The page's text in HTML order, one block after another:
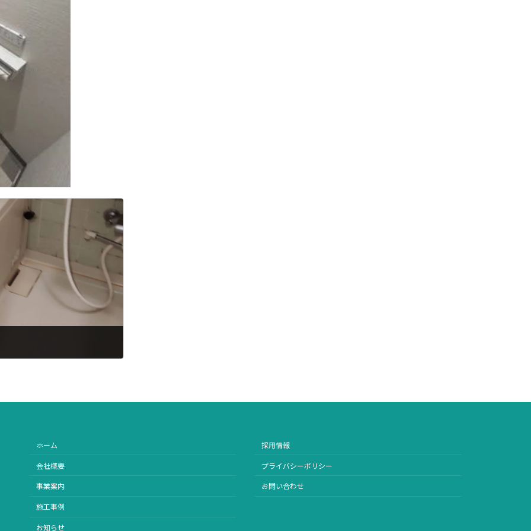
ホーム
会社概要
事業案内
施工事例
お知らせ
採用情報
プライバシーポリシー
お問い合わせ